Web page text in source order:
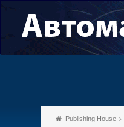
Publishing House